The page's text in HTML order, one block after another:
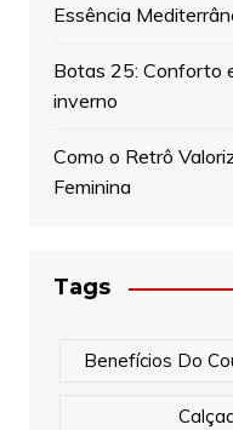
Essência
Botas 25: Conforto
inverno
Como o Retrô
Feminina
Tags
Benefícios Do